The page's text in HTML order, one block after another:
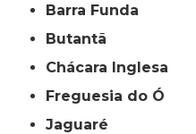
Barra Funda
Butantã
Chácara Inglesa
Freguesia do Ó
Jaguaré